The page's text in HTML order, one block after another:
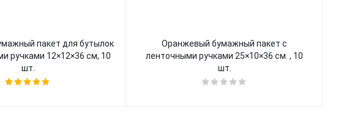
ручками 12×12×36 см, 10
шт.
Оранжевый бумажный пакет с
ленточными ручками 25×10×36 см. , 10
шт.